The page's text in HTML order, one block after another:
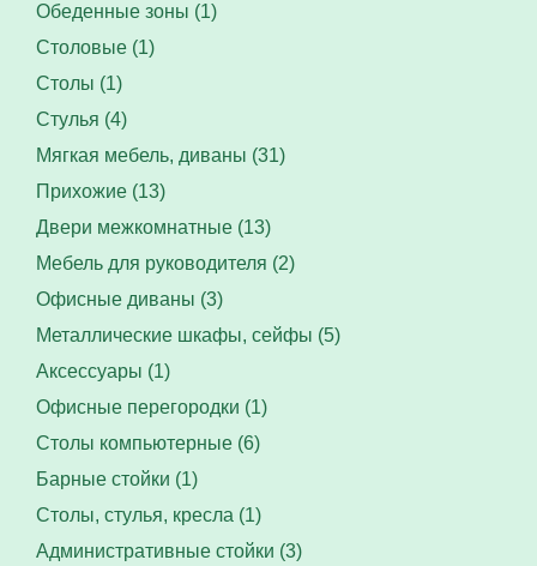
Обеденные зоны (1)
Столовые (1)
Столы (1)
Стулья (4)
Мягкая мебель, диваны (31)
Прихожие (13)
Двери межкомнатные (13)
Мебель для руководителя (2)
Офисные диваны (3)
Металлические шкафы, сейфы (5)
Аксессуары (1)
Офисные перегородки (1)
Столы компьютерные (6)
Барные стойки (1)
Столы, стулья, кресла (1)
Административные стойки (3)